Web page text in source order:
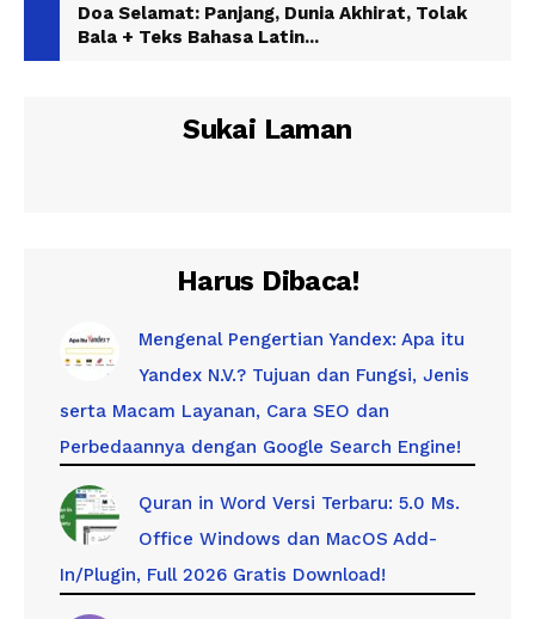
Doa Selamat: Panjang, Dunia Akhirat, Tolak
Bala + Teks Bahasa Latin...
Sukai Laman
Harus Dibaca!
Mengenal Pengertian Yandex: Apa itu
Yandex N.V.? Tujuan dan Fungsi, Jenis
serta Macam Layanan, Cara SEO dan
Perbedaannya dengan Google Search Engine!
Quran in Word Versi Terbaru: 5.0 Ms.
Office Windows dan MacOS Add-
In/Plugin, Full 2026 Gratis Download!